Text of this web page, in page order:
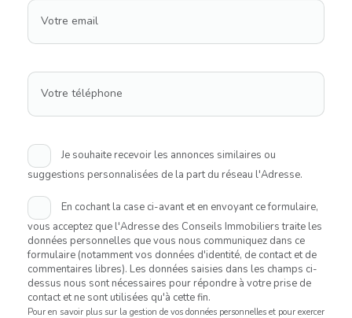
Votre email
Votre téléphone
Je souhaite recevoir les annonces similaires ou
suggestions personnalisées de la part du réseau l'Adresse.
En cochant la case ci-avant et en envoyant ce formulaire,
vous acceptez que l'Adresse des Conseils Immobiliers traite les
données personnelles que vous nous communiquez dans ce
formulaire (notamment vos données d'identité, de contact et de
commentaires libres). Les données saisies dans les champs ci-
dessus nous sont nécessaires pour répondre à votre prise de
contact et ne sont utilisées qu'à cette fin.
Pour en savoir plus sur la gestion de vos données personnelles et pour exercer